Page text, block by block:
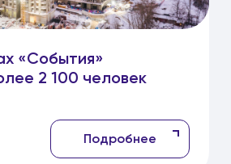
«События»
2 100 человек
Подробнее